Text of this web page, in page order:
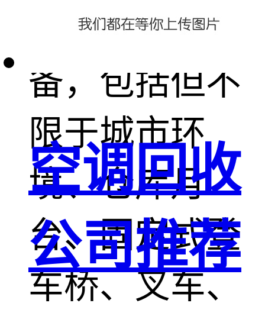
的主流设施设
备，包括但不
限于城市环
境、仓库月
台、固定式登
车桥、叉车、
空调回收
公司推荐